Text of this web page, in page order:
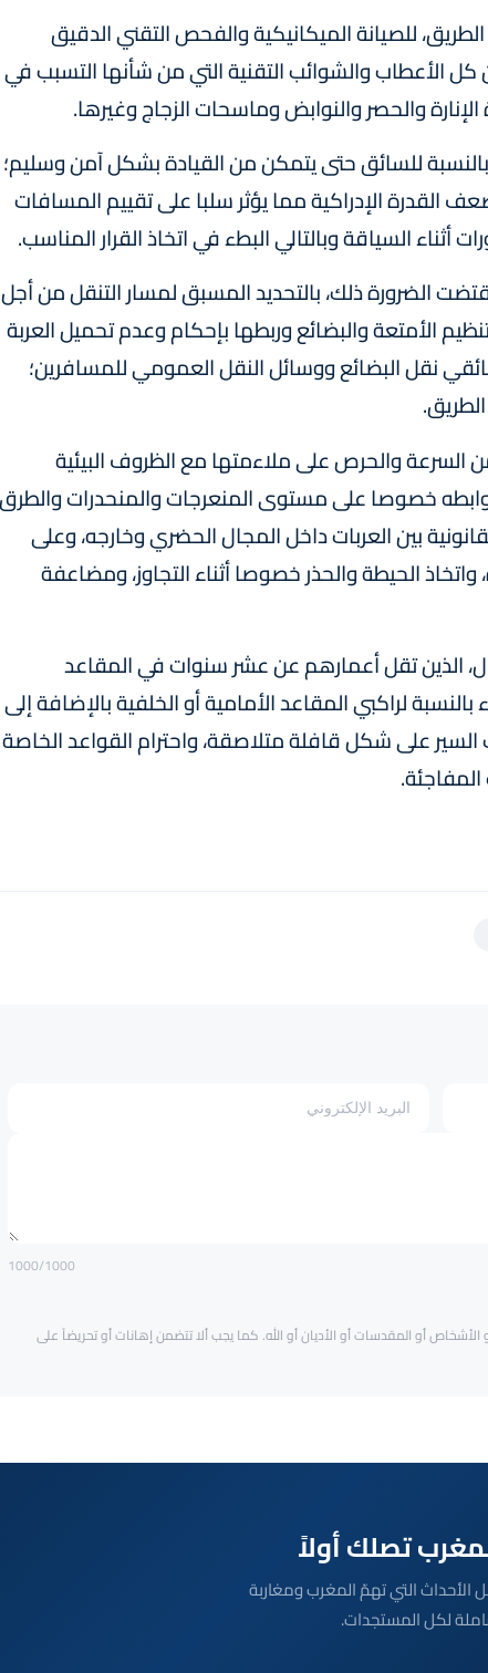
للصيانة الميكانيكية والفحص التقني الدقيق
الأعطاب والشوائب التقنية التي من شأنها التسبب في
والحصر والنوابض وماسحات الزجاج وغيرها.
للسائق حتى يتمكن من القيادة بشكل آمن وسليم؛
القدرة الإدراكية مما يؤثر سلبا على تقييم المسافات
أثناء السياقة وبالتالي البطء في اتخاذ القرار المناسب.
الضرورة ذلك، بالتحديد المسبق لمسار التنقل من أجل
الأمتعة والبضائع وربطها بإحكام وعدم تحميل العربة
نقل البضائع ووسائل النقل العمومي للمسافرين؛
السرعة والحرص على ملاءمتها مع الظروف البيئية
خصوصا على مستوى المنعرجات والمنحدرات والطرق
بين العربات داخل المجال الحضري وخارجه، وعلى
الحيطة والحذر خصوصا أثناء التجاوز، ومضاعفة
الذين تقل أعمارهم عن عشر سنوات في المقاعد
لراكبي المقاعد الأمامية أو الخلفية بالإضافة إلى
على شكل قافلة متلاصقة، واحترام القواعد الخاصة
1000/1000
أو المقدسات أو الأديان أو الله. كما يجب ألا تتضمن إهانات أو تحريضاً على
مباشرة لكل الأحداث التي تهمّ المغرب ومغاربة
لكل المستجدات.